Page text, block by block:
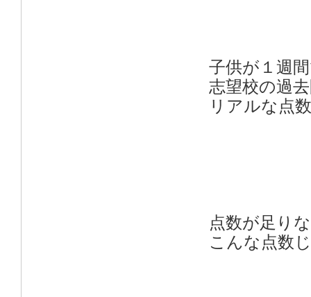
子供が１週
志望校の過
リアルな点
点数が足り
こんな点数